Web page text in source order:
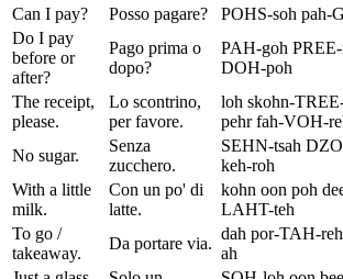
Can I pay?
Posso pagare? POHS-soh pah-
Do I pay
before or
after?
Pago prima o
dopo?
PAH-goh
DOH-poh
The receipt,
please.
Lo scontrino,
per favore.
loh skohn-
pehr fah-VOH-
No sugar.
Senza
zucchero.
SEHN-tsah
keh-roh
With a little
milk.
Con un po' di
latte.
kohn oon poh
LAHT-teh
To go /
takeaway.
Da portare via.
dah por-TAH-
ah